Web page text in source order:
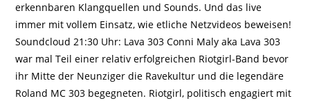
erkennbaren Klangquellen und Sounds. Und das live
immer mit vollem Einsatz, wie etliche Netzvideos beweisen!
Soundcloud 21:30 Uhr: Lava 303 Conni Maly aka Lava 303
war mal Teil einer relativ erfolgreichen Riotgirl-Band bevor
ihr Mitte der Neunziger die Ravekultur und die legendäre
Roland MC 303 begegneten. Riotgirl, politisch engagiert mit